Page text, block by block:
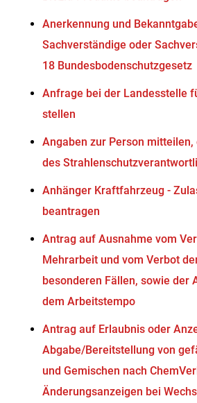
Anerkennung und
Sachverständige oder
18 Bundesbodenschutzgesetz
Anfrage bei der Landesstelle
stellen
Angaben zur Person
des
Anhänger Kraftfahrzeug -
beantragen
Antrag auf Ausnahme vom
Mehrarbeit und vom Verbot
besonderen Fällen, sowie der
dem Arbeitstempo
Antrag auf Erlaubnis oder
Abgabe/Bereitstellung von
und Gemischen nach
Änderungsanzeigen bei